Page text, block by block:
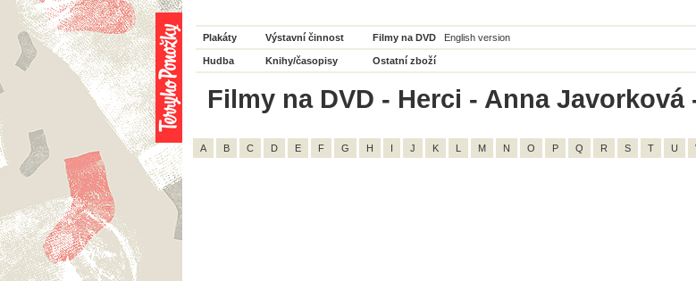
Plakáty Výstavní činnost Filmy na DVD English version
Hudba Knihy/časopisy Ostatní zboží
Filmy na DVD - Herci - Anna Javorková
A B C D E F G H I J K L M N O P Q R S T U